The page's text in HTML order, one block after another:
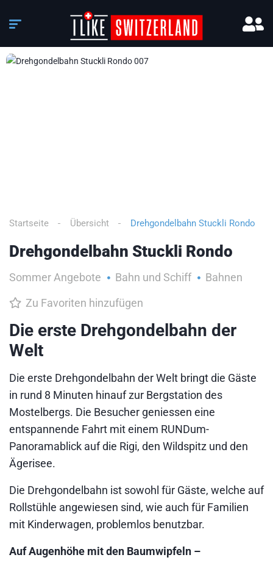
Startseite Übersicht Drehgondelbahn Stuckli Rondo
Drehgondelbahn Stuckli Rondo
Sommer Angebote Bahn und Schiff
Bahnen
Zu Favoriten hinzufügen
Die erste Drehgondelbahn der
Welt
Die erste Drehgondelbahn der Welt bringt die Gäste
in rund 8 Minuten hinauf zur Bergstation des
Mostelbergs. Die Besucher geniessen eine
entspannende Fahrt mit einem RUNDum-
Panoramablick auf die Rigi, den Wildspitz und den
Ägerisee.
Die Drehgondelbahn ist sowohl für Gäste, welche auf
Rollstühle angewiesen sind, wie auch für Familien
mit Kinderwagen, problemlos benutzbar.
Auf Augenhöhe mit den Baumwipfeln –